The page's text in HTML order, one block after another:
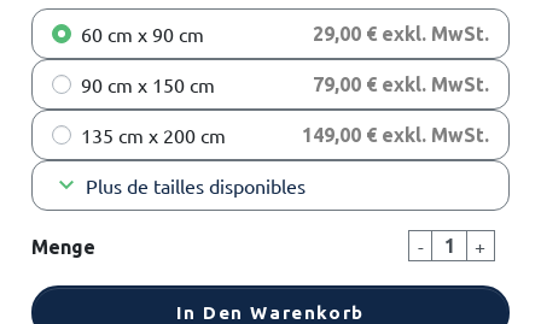
60 cm x 90 cm 29,00 € exkl. MwSt.
90 cm x 150 cm 79,00 € exkl. MwSt.
135 cm x 200 cm 149,00 € exkl. MwSt.
keyboard_arrow_down Plus de tailles disponibles
Menge - +
In Den Warenkorb